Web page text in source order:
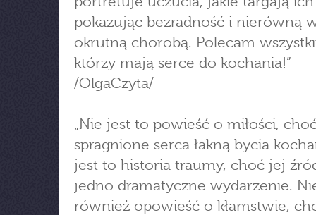
pokazując bezradność i nierówną
okrutną chorobą. Polecam
którzy mają serce do kochania!”
/OlgaCzyta/
„Nie jest to powieść o miłości,
spragnione serca łakną bycia
jest to historia traumy, choć jej
jedno dramatyczne wydarzenie.
również opowieść o kłamstwie,